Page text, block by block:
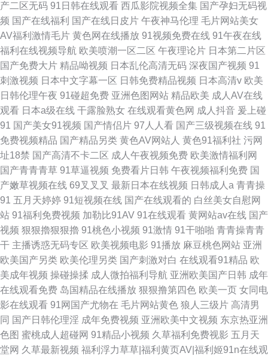
产二区无码 91日韩在线观看 西瓜影院视频全集 国产孕妇无码视
频 国产在线福利 国产在线日皮片 午夜神马伦理 毛片网站美女
AV福利激情毛片 黄色网在线播放 91视频免费在线 91午夜在线
福利在线视频导航 欧美喷潮一区二区 午夜理论片 日本第二片区
国产免费大片 精品呦视频 日本乱伦高清无码 深夜国产视频 91
刺激视频 日本中文字幕一区 日韩免费精品视频 日本高清v 欧美
日韩伦理午夜 91碰超免费 亚洲色图网站 精品欧美 成人AV在线
观看 日本a级在线 干露脸熟女 在线观看黄色网 成人抖音 爰上碰
91 国产美女91视频 国产情侣片 97人人看 国产三级视频在线 91
免费视频精品 国产精品另类 黄色AV网站人 黄色91福利社 污网
址18禁 国产高清不卡二区 成人午夜视频免费 欧美激情福利网
国产青青青草 91草逼视频 免费看片日韩 午夜视频福利免费 国
产嫩草视频在线 69叉叉叉 最新日本在线视频 日韩成人a 青青操
91 五月天婷婷 91短视频在线 国产在线观看的 白丝美女自慰网
站 91福利免费视频 加勒比91AV 91在线观看 黄网站av在线 国产
视频 狠狠擼狠狠擼 91桃色小视频 91激情 91干啪啪 青青操青青
干 主播诱惑无码专区 欧美视频电影 91播放 麻豆桃色网站 亚洲
欧美国产另类 欧美伦理另类 国产刺激对白 在线观看91精品 欧
美成年视频 操碰操揉 成人微拍福利导航 亚洲欧美国产日韩 成年
在线观看免费 岛国精品在线播放 狠狠撸第四色 欧美一页 女同电
影在线观看 91网国产尤物在 毛片网站黄色 狼人三级片 高清男
同 国产日韩伦理淫 成年免费视频 亚洲欧美中文视频 东京热亚洲
色图 蜜桃成人超碰网 91精品小视频 久草福利免费视影 五月天
堂网 久草最新视频 福利浮力草草|福利黄页AV|福利姬91n在线观